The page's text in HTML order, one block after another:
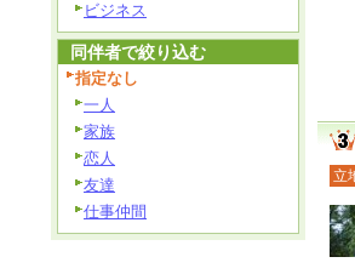
立
ビジネス
同伴者で絞り込む
指定なし
一人
家族
恋人
友達
仕事仲間